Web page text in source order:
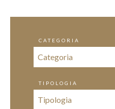
CATEGORIA
Categoria
TIPOLOGIA
Tipologia